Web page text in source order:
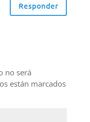
Responder
no será
están marcados